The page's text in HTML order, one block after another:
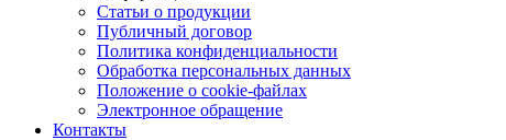
Статьи о продукции
Публичный договор
Политика конфиденциальности
Обработка персональных данных
Положение о cookie-файлах
Электронное обращение
Контакты